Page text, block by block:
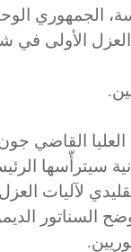
الجمهوري
القاضي
سيترأّسها
لآليات
السناتور